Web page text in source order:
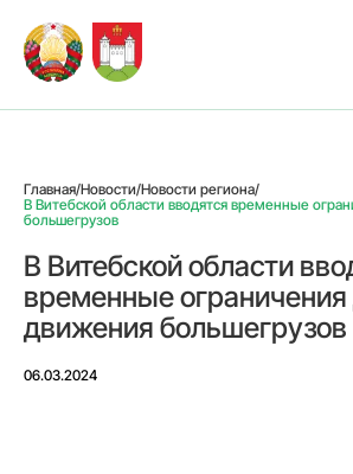
Главная/Новости/Новости региона/
В Витебской области вводятся временные
большегрузов
В Витебской области
временные ограничения
движения большегрузов
06.03.2024